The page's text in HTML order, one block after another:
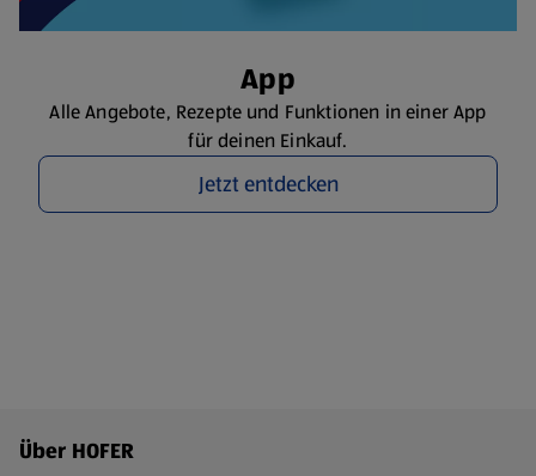
App
Alle Angebote, Rezepte und Funktionen in einer App
für deinen Einkauf.
Jetzt entdecken
Fußzeilenmenü - weitere Links
Über HOFER